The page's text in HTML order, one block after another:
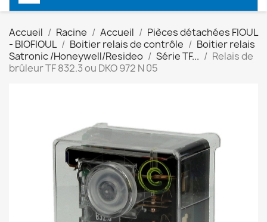
Accueil Racine Accueil
Pièces détachées FIOUL
- BIOFIOUL
Boitier relais de contrôle
Boitier relais
Satronic /Honeywell/Resideo
Série TF...
Relais de
brûleur TF 832.3 ou DKO 972 N 05